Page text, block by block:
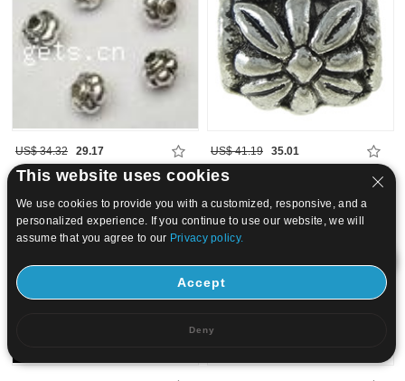
US$ 34.32 29.17 US$ 41.19 35.01
15 20
This website uses cookies
We use cookies to provide you with a customized, responsive, and a
personalized experience. If you continue to use our website, we will
assume that you agree to our Privacy policy.
Accept
Deny